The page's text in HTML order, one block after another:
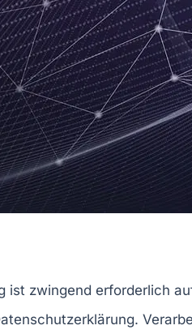
ist zwingend erforderlich